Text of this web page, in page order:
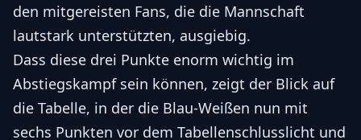
den mitgereisten Fans, die die Mannschaft
lautstark unterstützten, ausgiebig.
Dass diese drei Punkte enorm wichtig im
Abstiegskampf sein können, zeigt der Blick auf
die Tabelle, in der die Blau-Weißen nun mit
sechs Punkten vor dem Tabellenschlusslicht und